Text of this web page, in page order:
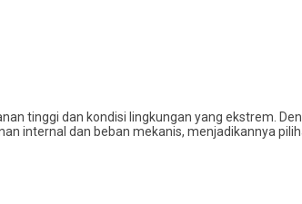
tinggi dan kondisi lingkungan yang ekstrem.
internal dan beban mekanis, menjadikannya